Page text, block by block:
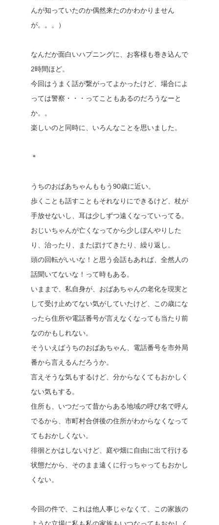
んが知っていたのか偶然来たのかわかりません
が。。。）
なんだか面白いハプニングに、お客様も巻き込んで
2時間ほど。
今回はうまく話が繋がってよかったけど、場合によ
っては警察・・・ってこともあるのだろうなーと
か。。
楽しいのと同時に、いろんなことを思いました。
＊
うちのおばあちゃんももう90歳に近い。
歩くことも話すこともそれなりにできるけど、杖が
手放せないし、耳は少しずつ遠くなっていってる。
おじいちゃんが亡くなってから少しぼんやりした
り、治ったり、またぼけてきたり、繰り返し。
頭の回転がいいな！と思う会話もあれば、全然人の
話聞いてないな！って時もある。
いままで、私自身が、おばあちゃんの老化を現実と
して受け止めてない気がしていたけど、この歳にな
ったら住所や電話番号が言えなくなっても当たり前
なのかもしれない。
そういえばうちのおばあちゃん、電話番号を市外局
番から言えるんだろうか。
言えそうな気もするけど、分からなくてもおかしく
ない気もする。
住所も、いつだって昔からある地域の呼び名で呼ん
でるから、市町村合併後の住所がわからなくなって
てもおかしくない。
徘徊とかはしないけど、庭や畑に自由に出て行ける
状態だから、そのまま遠くに行っちゃってもおかし
くない。
今回の件で、これは他人事じゃなくて、この家族の